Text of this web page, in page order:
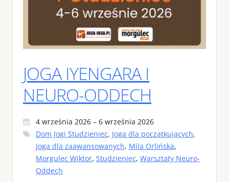
JOGA IYENGARA I
NEURO-ODDECH
4 września 2026 – 6 września 2026
Dom Jogi Studzieniec, Joga dla początkujących,
Joga dla zaawansowanych, Mila Orlińska,
Morgulec Wiktor, Studzieniec, Warsztaty Neuro-
Oddech